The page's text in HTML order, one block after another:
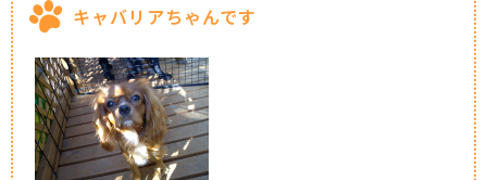
キャバリアちゃんです